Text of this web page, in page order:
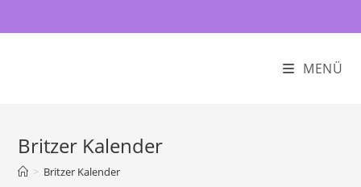
MENÜ
Britzer Kalender
> Britzer Kalender